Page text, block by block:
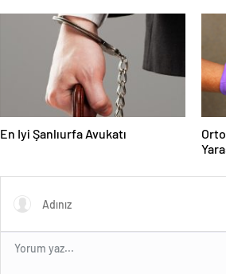
En Iyi Şanlıurfa Avukatı